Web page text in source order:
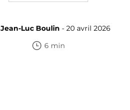
Jean-Luc Boulin - 20 avril 2026
6 min